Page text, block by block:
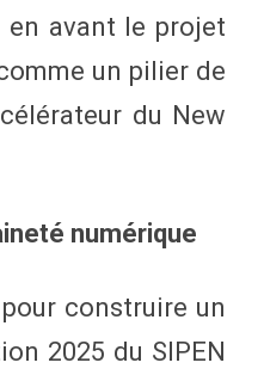
en avant le projet
un pilier de
du New
numérique
construire un
2025 du SIPEN